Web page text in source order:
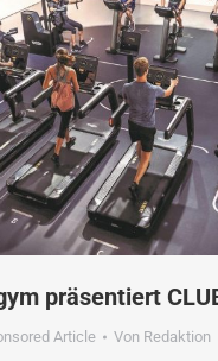
präsentiert
Article Von Redaktion